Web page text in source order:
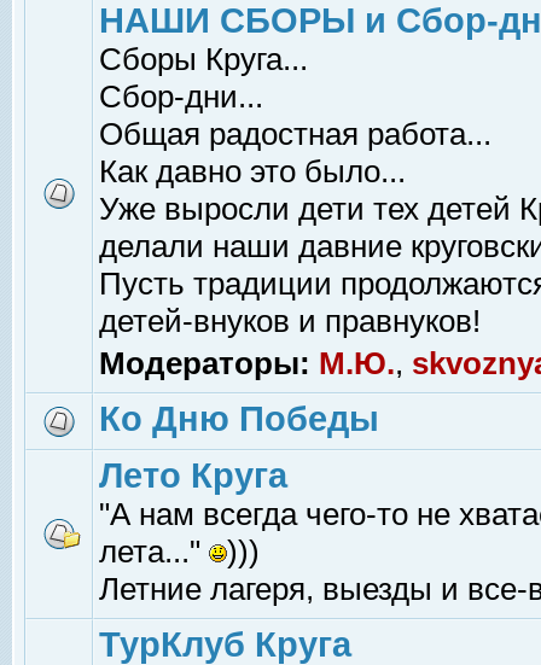
НАШИ СБОРЫ и Сбор-
Сборы Круга...
Сбор-дни...
Общая радостная работа...
Как давно это было...
Уже выросли дети тех детей
делали наши давние
Пусть традиции
детей-внуков и правнуков!
Модераторы: М.Ю.,
Ко Дню Победы
Лето Круга
"А нам всегда чего-то не
лета..."
)))
Летние лагеря, выезды и все-
ТурКлуб Круга